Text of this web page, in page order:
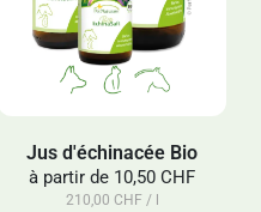
Jus d'échinacée Bio
à partir de 10,50 CHF
210,00 CHF / l